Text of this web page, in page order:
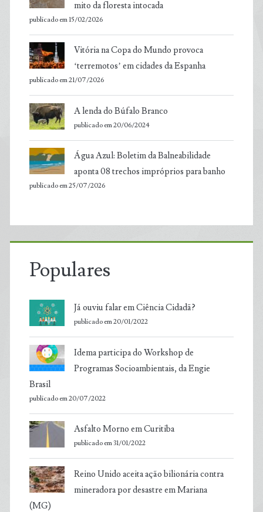
mito da floresta intocada
publicado em 15/02/2026
Vitória na Copa do Mundo provoca
‘terremotos’ em cidades da Espanha
publicado em 21/07/2026
A lenda do Búfalo Branco
publicado em 20/06/2024
Água Azul: Boletim da Balneabilidade
aponta 08 trechos impróprios para banho
publicado em 25/07/2026
Populares
Já ouviu falar em Ciência Cidadã?
publicado em 20/01/2022
Idema participa do Workshop de
Programas Socioambientais, da Engie
Brasil
publicado em 20/07/2022
Asfalto Morno em Curitiba
publicado em 31/01/2022
Reino Unido aceita ação bilionária contra
mineradora por desastre em Mariana
(MG)